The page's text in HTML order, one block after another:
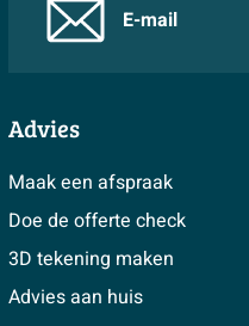
E-mail
Advies
Maak een afspraak
Doe de offerte check
3D tekening maken
Advies aan huis